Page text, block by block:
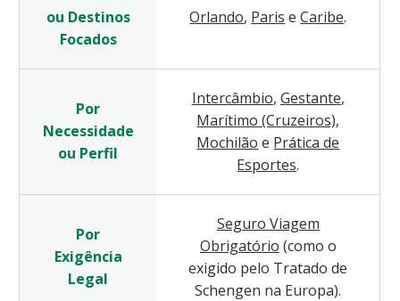
ou Destinos
Focados
Orlando, Paris e Caribe.
Por
Necessidade
ou Perfil
Intercâmbio, Gestante,
Marítimo (Cruzeiros),
Mochilão e Prática de
Esportes.
Por
Exigência
Legal
Seguro Viagem
Obrigatório (como o
exigido pelo Tratado de
Schengen na Europa).